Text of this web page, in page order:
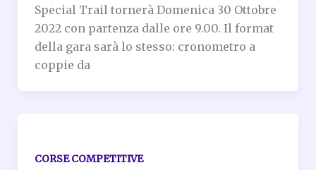
Special Trail tornerà Domenica 30 Ottobre
2022 con partenza dalle ore 9.00. Il format
della gara sarà lo stesso: cronometro a
coppie da
CORSE COMPETITIVE